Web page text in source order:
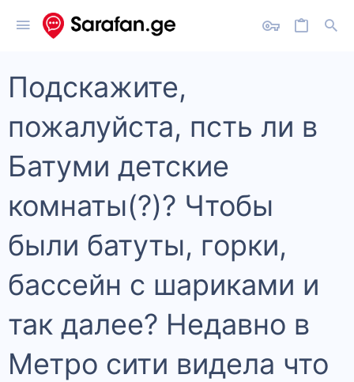
Подскажите,
пожалуйста, псть ли в
Батуми детские
комнаты(?)? Чтобы
были батуты, горки,
бассейн с шариками и
так далее? Недавно в
Метро сити видела что